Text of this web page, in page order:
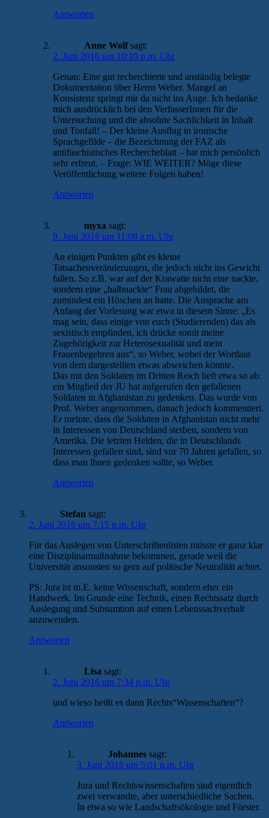
Antworten
Anne Wolf sagt:
2. Juni 2016 um 10:10 p.m. Uhr
Genau: Eine gut recherchierte und anständig belegte
Dokumentation über Herrn Weber. Mangel an
Konsistenz springt mir da nicht ins Auge. Ich bedanke
mich ausdrücklich bei den VerfasserInnen für die
Untersuchung und die absolute Sachlichkeit in Inhalt
und Tonfall! – Der kleine Ausflug in ironische
Sprachgefilde – die Bezeichnung der FAZ als
antifaschistisches Rechercheblatt – hat mich persönlich
sehr erfreut. – Frage: WIE WEITER? Möge diese
Veröffentlichung weitere Folgen haben!
Antworten
myxa sagt:
9. Juni 2016 um 11:08 a.m. Uhr
An einigen Punkten gibt es kleine
Tatsachenveränderungen, die jedoch nicht ins Gewicht
fallen. So z.B. war auf der Krawatte nicht eine nackte,
sondern eine „halbnackte“ Frau abgebildet, die
zumindest ein Höschen an hatte. Die Ansprache am
Anfang der Vorlesung war etwa in diesem Sinne: „Es
mag sein, dass einige von euch (Studierenden) das als
sexistisch empfinden, ich drücke somit meine
Zugehörigkeit zur Heterosexualität und mein
Frauenbegehren aus“, so Weber, wobei der Wortlaut
von dem dargestellten etwas abweichen könnte.
Das mit den Soldaten im Dritten Reich lieft etwa so ab:
ein Mitglied der JU hat aufgerufen den gefallenen
Soldaten in Afghanistan zu gedenken. Das wurde von
Prof. Weber angenommen, danach jedoch kommentiert.
Er meinte, dass die Soldaten in Afghanistan nicht mehr
in Interessen von Deutschland sterben, sondern von
Amerika. Die letzten Helden, die in Deutschlands
Interessen gefallen sind, sind vor 70 Jahren gefallen, so
dass man ihnen gedenken sollte, so Weber.
Antworten
Stefan sagt:
2. Juni 2016 um 7:15 p.m. Uhr
Für das Auslegen von Unterschriftenlisten müsste er ganz klar
eine Disziplinarmaßnahme bekommen, gerade weil die
Universität ansonsten so gern auf politische Neutralität achtet.
PS: Jura ist m.E. keine Wissenschaft, sondern eher ein
Handwerk. Im Grunde eine Technik, einen Rechtssatz durch
Auslegung und Subsumtion auf einen Lebenssachverhalt
anzuwenden.
Antworten
Lisa sagt:
2. Juni 2016 um 7:34 p.m. Uhr
und wieso heißt es dann Rechts“Wissenschaften“?
Antworten
Johannes sagt:
3. Juni 2016 um 5:01 p.m. Uhr
Jura und Rechtswissenschaften sind eigentlich
zwei verwandte, aber unterschiedliche Sachen.
In etwa so wie Landschaftsökologie und Förster.